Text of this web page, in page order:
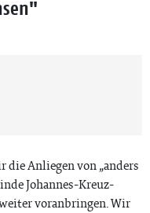
Anliegen von „anders
Johannes-Kreuz-
voranbringen. Wir